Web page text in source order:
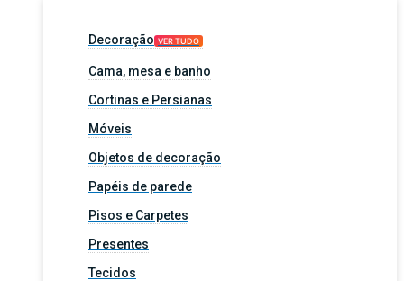
Decoração VER TUDO
Cama, mesa e banho
Cortinas e Persianas
Móveis
Objetos de decoração
Papéis de parede
Pisos e Carpetes
Presentes
Tecidos